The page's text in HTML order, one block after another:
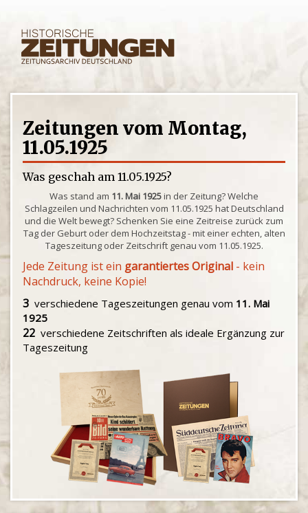
Zeitungen vom Montag,
11.05.1925
Was geschah am 11.05.1925?
Was stand am 11. Mai 1925in der Zeitung? Welche
Schlagzeilen und Nachrichten vom 11.05.1925 hat Deutschland
und die Welt bewegt? Schenken Sie eine Zeitreise zurück zum
Tag der Geburt oder dem Hochzeitstag - mit einer echten, alten
Tageszeitung oder Zeitschrift genau vom 11.05.1925.
Jede Zeitung ist ein garantiertes Original - kein
Nachdruck, keine Kopie!
3 verschiedene Tageszeitungen genau vom 11. Mai
1925
22 verschiedene Zeitschriften als ideale Ergänzung zur
Tageszeitung